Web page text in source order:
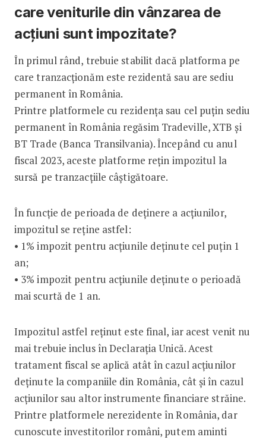
care veniturile din vânzarea de
acțiuni sunt impozitate?
În primul rând, trebuie stabilit dacă platforma pe
care tranzacționăm este rezidentă sau are sediu
permanent în România.
Printre platformele cu rezidența sau cel puțin sediu
permanent în România regăsim Tradeville, XTB și
BT Trade (Banca Transilvania). Începând cu anul
fiscal 2023, aceste platforme rețin impozitul la
sursă pe tranzacțiile câștigătoare.
În funcție de perioada de deținere a acțiunilor,
impozitul se reține astfel:
• 1% impozit pentru acțiunile deținute cel puțin 1
an;
• 3% impozit pentru acțiunile deținute o perioadă
mai scurtă de 1 an.
Impozitul astfel reținut este final, iar acest venit nu
mai trebuie inclus în Declarația Unică. Acest
tratament fiscal se aplică atât în cazul acțiunilor
deținute la companiile din România, cât și în cazul
acțiunilor sau altor instrumente financiare străine.
Printre platformele nerezidente în România, dar
cunoscute investitorilor români, putem aminti